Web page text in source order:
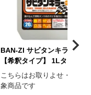
BAN-ZI サビタンキラー 中性
【希釈タイプ】 1Lタイプ
こちらはお取りよせ・予約対
象商品です